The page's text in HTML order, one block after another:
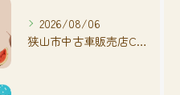
2026/08/06
狭山市中古車販売店CarShop FACT.🚗